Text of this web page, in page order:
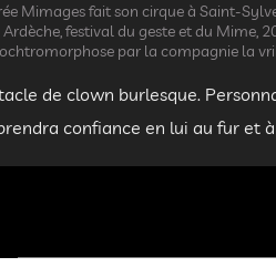
Mimages fait son cirque à Saint-
Ardèche, festival du geste et du Mime,
par la compagnie la
de clown burlesque.
confiance en lui au fur et